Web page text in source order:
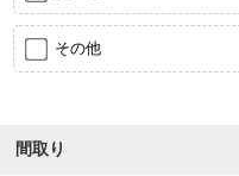
その他
間取り